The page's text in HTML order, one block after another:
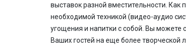
выставок разной вместительности.
необходимой техникой (видео-аудио
угощения и напитки с собой. Вы можете
Ваших гостей на еще более творческой